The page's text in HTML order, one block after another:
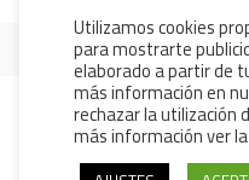
2 3 4 ... 39
Utilizamos cookies
para mostrarte
elaborado a partir de
más información en
rechazar la utilización
más información ver la